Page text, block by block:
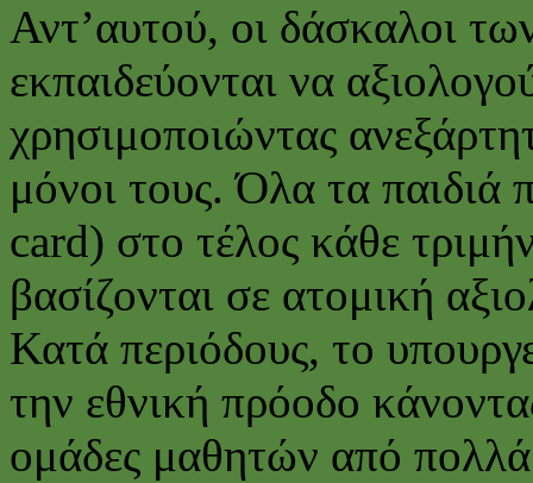
Αντ’αυτού, οι δάσκαλοι
εκπαιδεύονται να
χρησιμοποιώντας
μόνοι τους. Όλα τα παιδιά
card) στο τέλος κάθε
βασίζονται σε ατομική
Κατά περιόδους, το
την εθνική πρόοδο
ομάδες μαθητών από πολλά